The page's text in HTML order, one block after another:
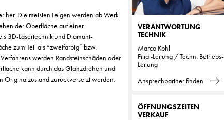
her. Die meisten Felgen werden ab Werk
der Oberfläche auf einer
3D-Lasertechnik und Diamant-
zum Teil als “zweifarbig” bzw.
werden Randsteinschäden oder
kann durch das Glanzdrehen und
Originalzustand zurückversetzt werden.
VERANTWORTUNG
TECHNIK
Marco Kohl
Filial-Leitung / Techn. Betriebs-
Leitung
Ansprechpartner finden
ÖFFNUNGSZEITEN
VERKAUF